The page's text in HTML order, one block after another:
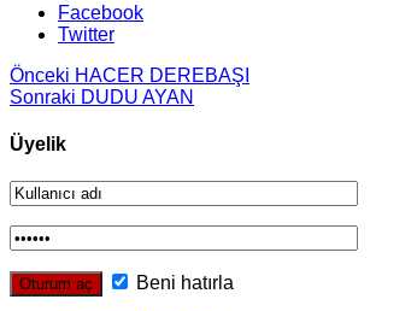
Facebook
Twitter
Önceki HACER DEREBAŞI
Sonraki DUDU AYAN
Üyelik
Beni hatırla